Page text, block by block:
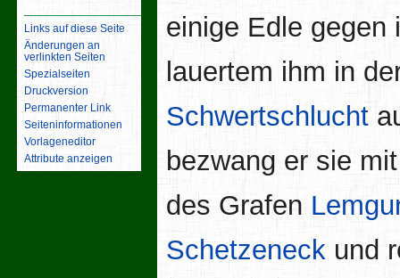
einige Edle gegen
lauertem ihm in
Schwertschlucht
bezwang er sie
des Grafen
Schetzeneck und
Links auf diese Seite
Änderungen an
verlinkten Seiten
Spezialseiten
Druckversion
Permanenter Link
Seiten­­informationen
Vorlageneditor
Attribute anzeigen